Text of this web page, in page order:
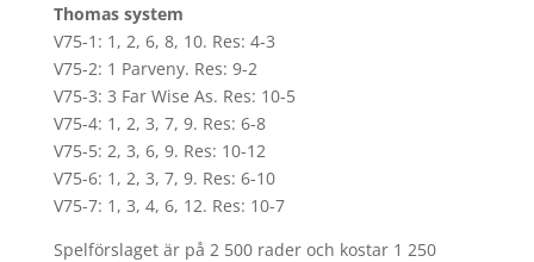
Thomas system
V75-1: 1, 2, 6, 8, 10. Res: 4-3
V75-2: 1 Parveny. Res: 9-2
V75-3: 3 Far Wise As. Res: 10-5
V75-4: 1, 2, 3, 7, 9. Res: 6-8
V75-5: 2, 3, 6, 9. Res: 10-12
V75-6: 1, 2, 3, 7, 9. Res: 6-10
V75-7: 1, 3, 4, 6, 12. Res: 10-7
Spelförslaget är på 2 500 rader och kostar 1 250